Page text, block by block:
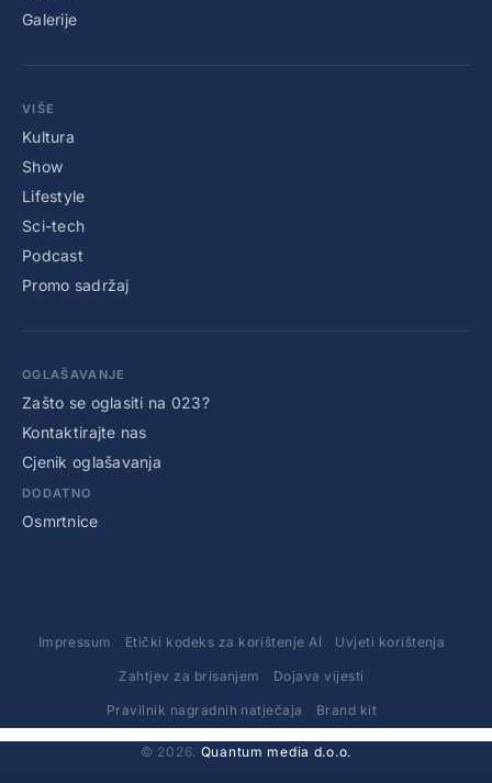
Galerije
VIŠE
Kultura
Show
Lifestyle
Sci-tech
Podcast
Promo sadržaj
OGLAŠAVANJE
Zašto se oglasiti na 023?
Kontaktirajte nas
Cjenik oglašavanja
DODATNO
Osmrtnice
Impressum Etički kodeks za korištenje AI Uvjeti korištenja
Zahtjev za brisanjem Dojava vijesti
Pravilnik nagradnih natječaja Brand kit
© 2026. Quantum media d.o.o.